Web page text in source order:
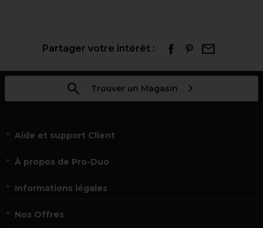
Partager votre intérêt :
Trouver un Magasin
Aide et support Client
À propos de Pro-Duo
Informations légales
Nos Offres